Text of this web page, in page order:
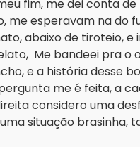
fim, me dei conta
me esperavam na do
abaixo de tiroteio,
Me bandeei pra o
e a história desse
me é feita, a
considero uma
situação brasinha,